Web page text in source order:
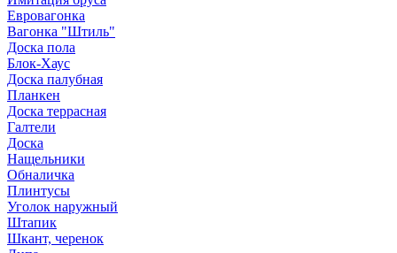
Евровагонка
Вагонка "Штиль"
Доска пола
Блок-Хаус
Доска палубная
Планкен
Доска террасная
Галтели
Доска
Нащельники
Обналичка
Плинтусы
Уголок наружный
Штапик
Шкант, черенок